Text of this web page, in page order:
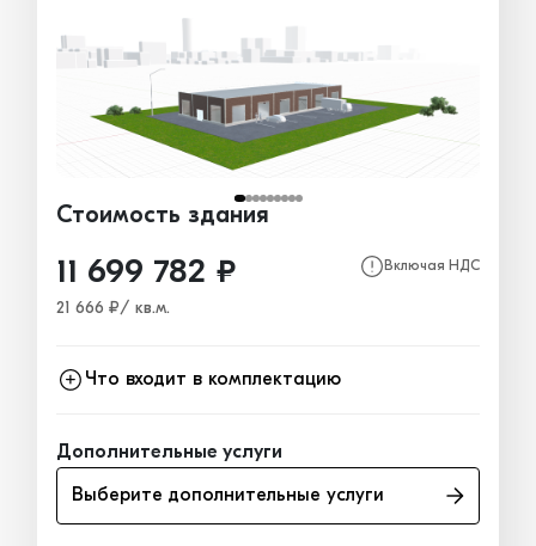
Стоимость здания
11 699 782 ₽ Включая НДС
21 666 ₽/ кв.м.
Что входит в комплектацию
Ограждающие конструкции 5 688 094₽
Окна, двери, ворота 2 182 493₽
Дополнительные услуги
Выберите дополнительные услуги